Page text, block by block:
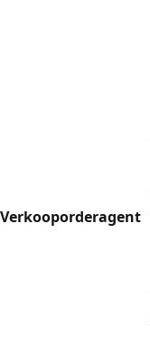
Verkooporderagent